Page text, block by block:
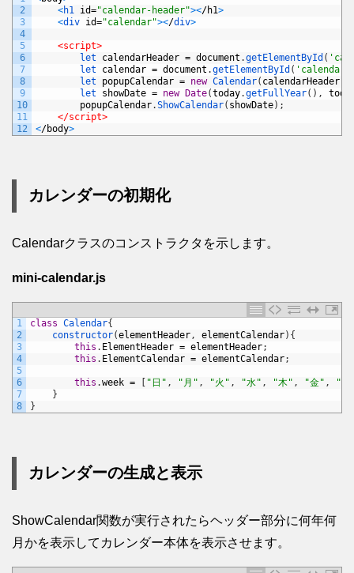
2
3
4
5
6
7
8
9
10
11
12
<h1 id="calendar-header"></h1>
<div id="calendar"></div>
<script>
let calendarHeader = document .getElementById (
let calendar = document .getElementById ( 'calendar'
let popupCalendar = new Calendar( calendarHeader
let showDate = new Date(today.getFullYear( ) ,
popupCalendar.ShowCalendar( showDate) ;
</script>
</body>
カレンダーの初期化
Calendarクラスのコンストラクタを示します。
mini-calendar.js
1
2
3
4
5
6
7
8
class Calendar{
constructor(elementHeader, elementCalendar) {
this . ElementHeader = elementHeader;
this . ElementCalendar = elementCalendar;
this .week = "日" , "月" , "火" , "水" , "木" , "金" ,
"土
}
}
カレンダーの生成と表示
ShowCalendar関数が実行されたらヘッダー部分に何年何
月かを表示してカレンダー本体を表示させます。